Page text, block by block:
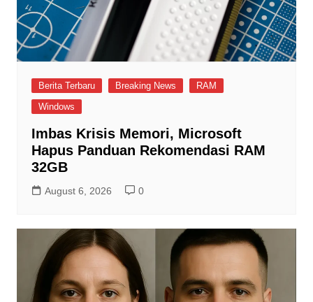
Berita Terbaru Breaking News
RAM
Windows
Imbas Krisis Memori, Microsoft
Hapus Panduan Rekomendasi RAM
32GB
August 6, 2026 0